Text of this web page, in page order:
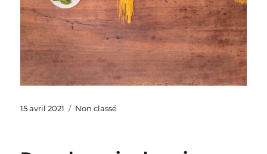
Publié
15 avril 2021 Catégories
Non classé